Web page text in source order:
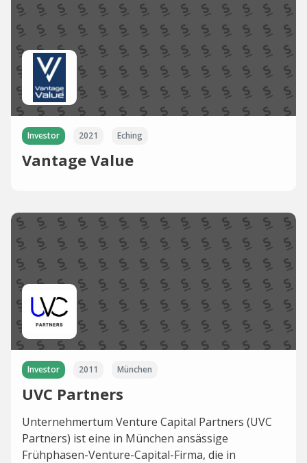
Investor 2021 Eching
Vantage Value
Investor 2011 München
UVC Partners
Unternehmertum Venture Capital Partners (UVC
Partners) ist eine in München ansässige
Frühphasen-Venture-Capital-Firma, die in